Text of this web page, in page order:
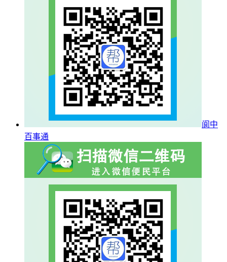
阆中
百事通